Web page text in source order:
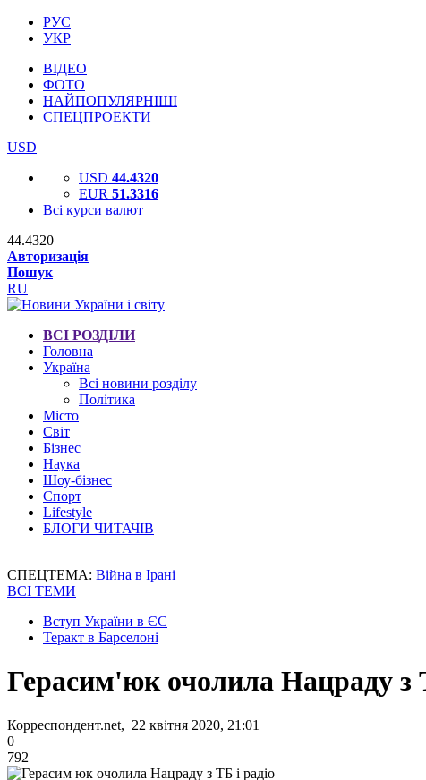
РУС
УКР
ВІДЕО
ФОТО
НАЙПОПУЛЯРНІШІ
СПЕЦПРОЕКТИ
USD
USD 44.4320
EUR 51.3316
Всі курси валют
44.4320
Авторизація
Пошук
RU
ВСІ РОЗДІЛИ
Головна
Україна
Всі новини розділу
Політика
Місто
Світ
Бізнес
Наука
Шоу-бізнес
Спорт
Lifestyle
БЛОГИ ЧИТАЧІВ
СПЕЦТЕМА: Війна в Ірані
ВСІ ТЕМИ
Вступ України в ЄС
Теракт в Барселоні
Герасим'юк очолила Нацраду з
Корреспондент.net, 22 квітня 2020, 21:01
0
792